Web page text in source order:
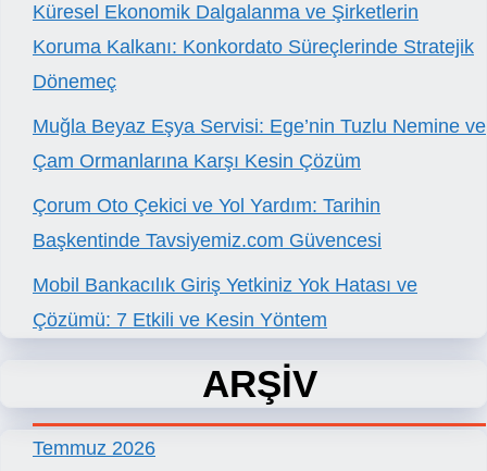
Küresel Ekonomik Dalgalanma ve Şirketlerin
Koruma Kalkanı: Konkordato Süreçlerinde Stratejik
Dönemeç
Muğla Beyaz Eşya Servisi: Ege’nin Tuzlu Nemine ve
Çam Ormanlarına Karşı Kesin Çözüm
Çorum Oto Çekici ve Yol Yardım: Tarihin
Başkentinde Tavsiyemiz.com Güvencesi
Mobil Bankacılık Giriş Yetkiniz Yok Hatası ve
Çözümü: 7 Etkili ve Kesin Yöntem
ARŞİV
Temmuz 2026